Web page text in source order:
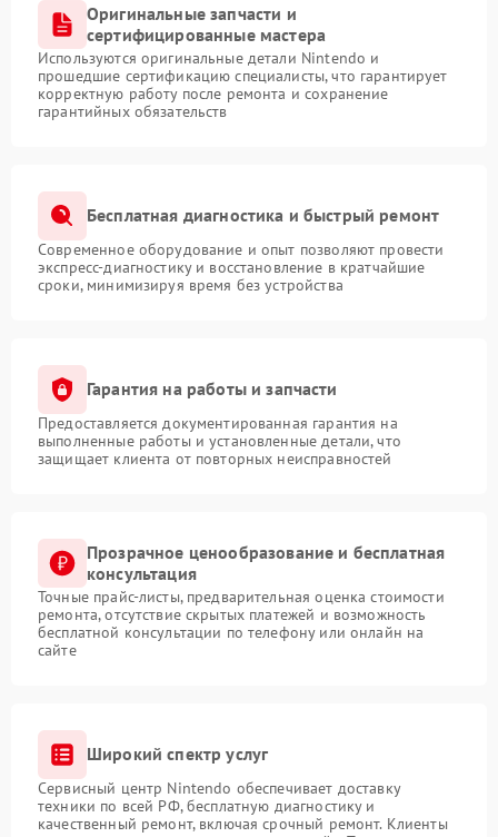
Оригинальные запчасти и
сертифицированные мастера
Используются оригинальные детали Nintendo и
прошедшие сертификацию специалисты, что гарантирует
корректную работу после ремонта и сохранение
гарантийных обязательств
Бесплатная диагностика и быстрый ремонт
Современное оборудование и опыт позволяют провести
экспресс-диагностику и восстановление в кратчайшие
сроки, минимизируя время без устройства
Гарантия на работы и запчасти
Предоставляется документированная гарантия на
выполненные работы и установленные детали, что
защищает клиента от повторных неисправностей
Прозрачное ценообразование и бесплатная
консультация
Точные прайс-листы, предварительная оценка стоимости
ремонта, отсутствие скрытых платежей и возможность
бесплатной консультации по телефону или онлайн на
сайте
Широкий спектр услуг
Сервисный центр Nintendo обеспечивает доставку
техники по всей РФ, бесплатную диагностику и
качественный ремонт, включая срочный ремонт. Клиенты